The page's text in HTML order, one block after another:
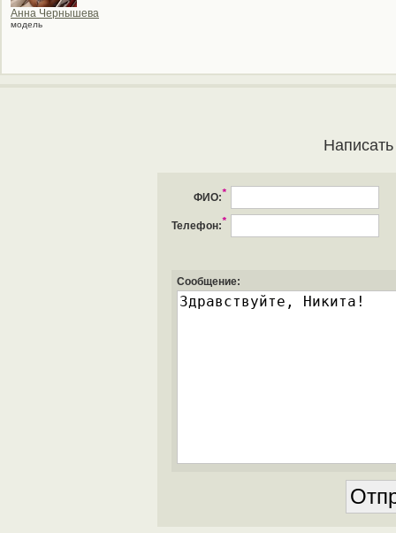
Анна Чернышева
модель
ФИО:*
Телефон:*
Сообщение: